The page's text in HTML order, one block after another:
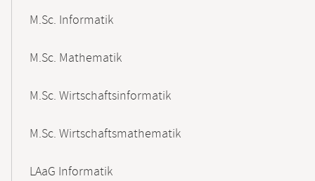
M.Sc. Informatik
M.Sc. Mathematik
M.Sc. Wirtschaftsinformatik
M.Sc. Wirtschaftsmathematik
LAaG Informatik